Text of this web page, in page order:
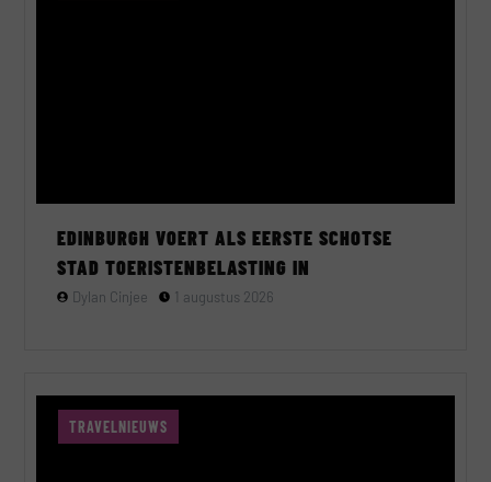
EDINBURGH VOERT ALS EERSTE SCHOTSE
STAD TOERISTENBELASTING IN
Dylan Cinjee 1 augustus 2026
TRAVELNIEUWS